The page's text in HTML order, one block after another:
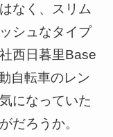
なく、スリム
シュなタイプ
西日暮里Base
自転車のレン
になっていた
だろうか。